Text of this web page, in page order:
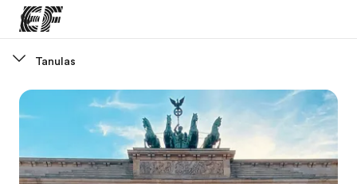
Üdvözlünk az EF-nél
EF programok
Az összes EF program megtekintése
Tanulas